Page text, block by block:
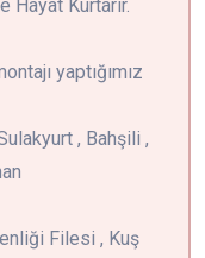
Hayat Kurtarır.
yaptığımız
, Bahşili ,
Filesi , Kuş